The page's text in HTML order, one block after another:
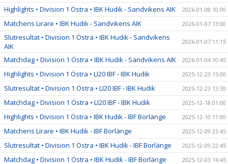
Highlights • Division 1 Östra • IBK Hudik - Sandvikens AIK 2026-01-08 10:00
Matchens Lirare • IBK Hudik - Sandvikens AIK 2026-01-07 13:00
Slutresultat • Division 1 Östra • IBK Hudik - Sandvikens
AIK
2026-01-07 11:15
Matchdag • Division 1 Östra • IBK Hudik - Sandvikens AIK 2026-01-04 10:45
Highlights • Division 1 Östra • LI20 IBF - IBK Hudik 2025-12-23 15:00
Slutresultat • Division 1 Östra • LI20 IBF - IBK Hudik 2025-12-23 13:30
Matchdag • Division 1 Östra • LI20 IBF - IBK Hudik 2025-12-18 01:00
Highlights • Division 1 Östra • IBK Hudik - IBF Borlänge 2025-12-10 11:00
Matchens Lirare • IBK Hudik - IBF Borlänge 2025-12-09 23:45
Slutresultat • Division 1 Östra • IBK Hudik - IBF Borlänge 2025-12-09 22:45
Matchdag • Division 1 Östra • IBK Hudik - IBF Borlänge 2025-12-03 16:45